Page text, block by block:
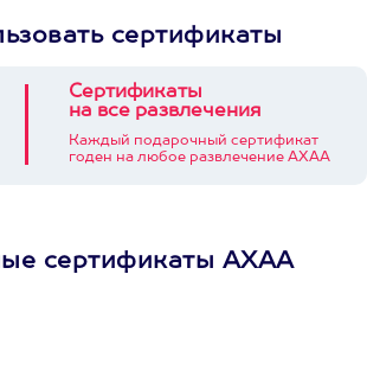
сертификаты
Сертификаты
на все развлечения
Каждый подарочный сертификат
годен на любое развлечение АХАА
сертификаты АХАА